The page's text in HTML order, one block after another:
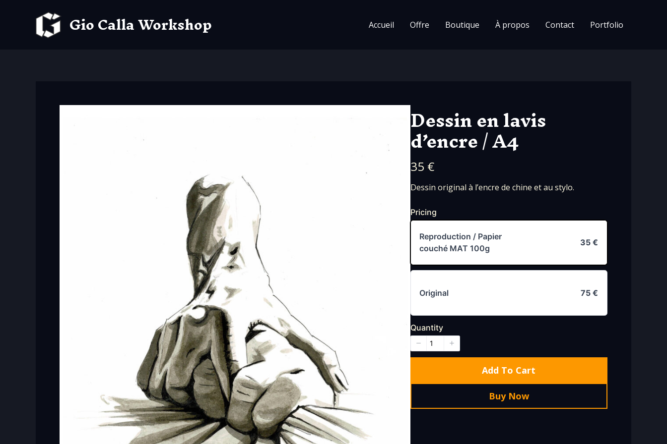
Gio Calla Workshop Accueil Offre Boutique À propos Contact Portfolio
Dessin en lavis
d’encre / A4
N
o
35 €
Dessin original à l’encre de chine et au stylo.
Pricing
Reproduction / Papier
couché MAT 100g
35 €
Original 75 €
Quantity
Add To Cart
Buy Now